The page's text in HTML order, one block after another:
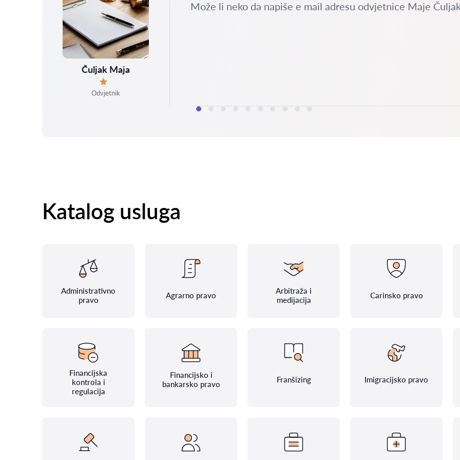
Čuljak Maja
Ocjena:
Odvjetnik
Može li neko da napiše e mail adresu odvjetnice Maje
Katalog usluga
Administrativno
pravo
Agrarno pravo
Arbitraža i
medijacija
Carinsko pravo
Financijska
kontrola i
regulacija
Financijsko i
bankarsko pravo
Franšizing Imigracijsko pravo